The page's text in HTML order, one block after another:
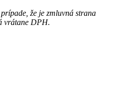
že je zmluvná strana
vrátane DPH.